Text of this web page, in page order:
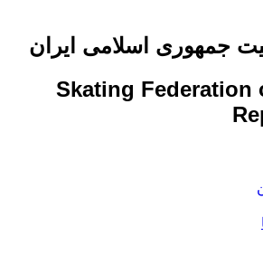
جمهوری اسلامی ایران
Skating Federation